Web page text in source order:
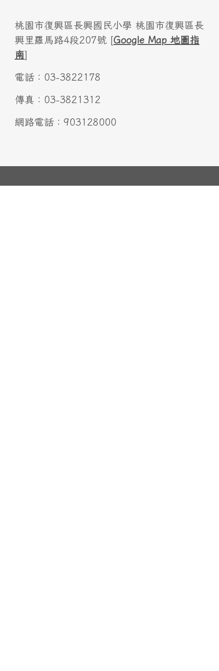
桃園市復興區長興國民小學 桃園市復興區長
興里羅馬路4段207號 [Google Map 地圖指
南]
電話：03-3822178
傳真：03-3821312
網路電話：903128000